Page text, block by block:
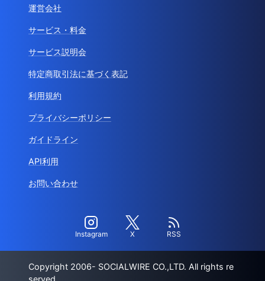
運営会社
サービス・料金
サービス説明会
特定商取引法に基づく表記
利用規約
プライバシーポリシー
ガイドライン
API利用
お問い合わせ
Instagram X RSS
Copyright 2006- SOCIALWIRE CO.,LTD. All rights re
served.